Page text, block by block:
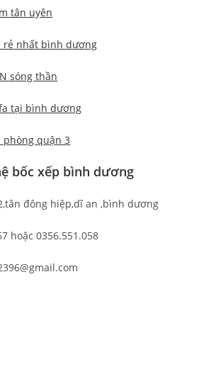
tân uyên
rẻ nhất bình dương
sóng thần
tại bình dương
phòng quận 3
bốc xếp bình dương
đông hiệp,dĩ an ,bình dương
hoặc 0356.551.058